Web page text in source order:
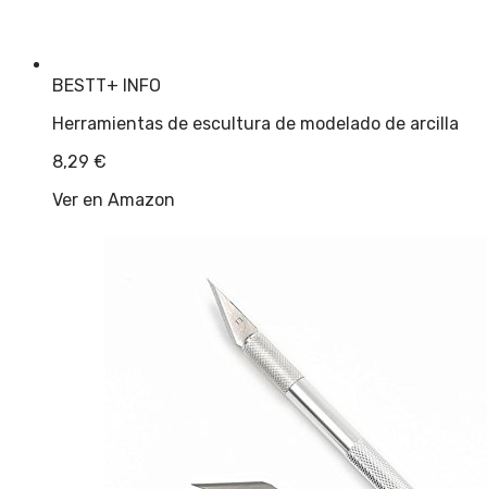
BESTT+ INFO
Herramientas de escultura de modelado de arcilla
8,29 €
Ver en Amazon